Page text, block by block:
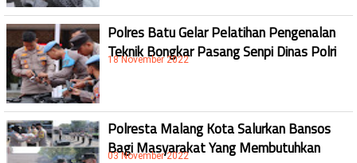
Polres Batu Gelar Pelatihan Pengenalan
Teknik Bongkar Pasang Senpi Dinas Polri
18 November 2022
Polresta Malang Kota Salurkan Bansos
Bagi Masyarakat Yang Membutuhkan
03 November 2022